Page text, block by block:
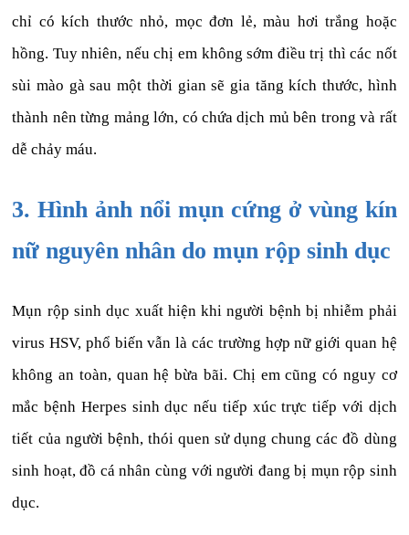
chỉ có kích thước nhỏ, mọc đơn lẻ, màu hơi trắng hoặc
hồng. Tuy nhiên, nếu chị em không sớm điều trị thì các nốt
sùi mào gà sau một thời gian sẽ gia tăng kích thước, hình
thành nên từng mảng lớn, có chứa dịch mủ bên trong và rất
dễ chảy máu.
3. Hình ảnh nổi mụn cứng ở vùng kín
nữ nguyên nhân do mụn rộp sinh dục
Mụn rộp sinh dục xuất hiện khi người bệnh bị nhiễm phải
virus HSV, phổ biến vẫn là các trường hợp nữ giới quan hệ
không an toàn, quan hệ bừa bãi. Chị em cũng có nguy cơ
mắc bệnh Herpes sinh dục nếu tiếp xúc trực tiếp với dịch
tiết của người bệnh, thói quen sử dụng chung các đồ dùng
sinh hoạt, đồ cá nhân cùng với người đang bị mụn rộp sinh
dục.